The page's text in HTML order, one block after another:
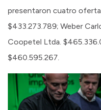
presentaron cuatro
$433.273.789; Weber
Coopetel Ltda.
$460.595.267.